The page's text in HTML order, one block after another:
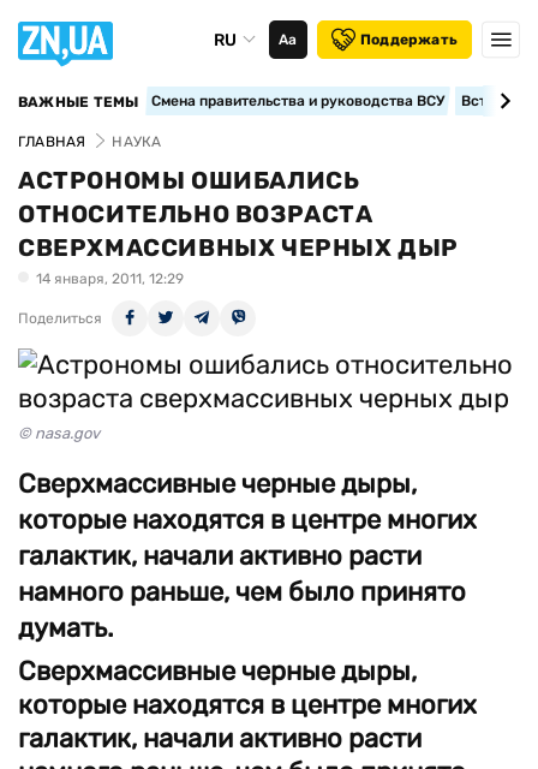
RU Аа Поддержать
ВАЖНЫЕ ТЕМЫ Смена правительства и руководства ВСУ
ГЛАВНАЯ НАУКА
АСТРОНОМЫ ОШИБАЛИСЬ
ОТНОСИТЕЛЬНО ВОЗРАСТА
СВЕРХМАССИВНЫХ ЧЕРНЫХ ДЫР
14 января, 2011, 12:29
Поделиться
© nasa.gov
Сверхмассивные черные дыры,
которые находятся в центре многих
галактик, начали активно расти
намного раньше, чем было принято
думать.
Сверхмассивные черные дыры,
которые находятся в центре многих
галактик, начали активно расти